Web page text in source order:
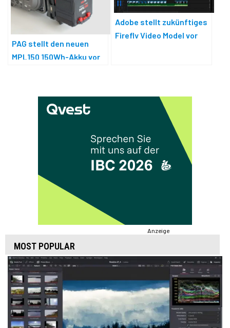
PAG stellt den neuen
MPL150 150Wh-Akku vor
Adobe stellt zukünftiges
Firefly Video Model vor
Anzeige
MOST POPULAR